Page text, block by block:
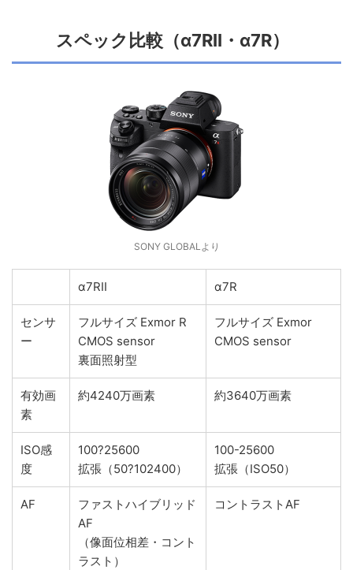
スペック比較（α7RII・α7R）
SONY GLOBALより
α7RII α7R
センサ
ー
フルサイズ Exmor R
CMOS sensor
裏面照射型
フルサイズ Exmor
CMOS sensor
有効画
素
約4240万画素 約3640万画素
ISO感
度
100?25600
拡張（50?102400）
100-25600
拡張（ISO50）
AF
ファストハイブリッド
AF
（像面位相差・コント
ラスト）
コントラストAF